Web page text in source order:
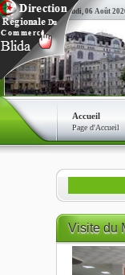
Jeudi, 06 Août
Accueil
Page d'Accueil
Visitedu